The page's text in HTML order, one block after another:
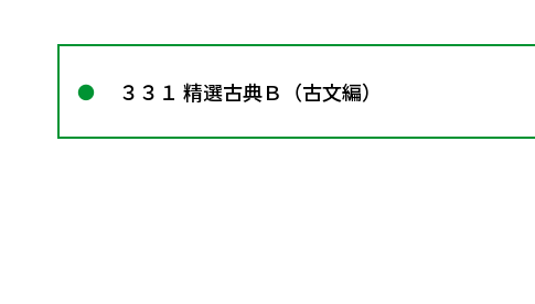
３３１ 精選古典Ｂ（古文編）